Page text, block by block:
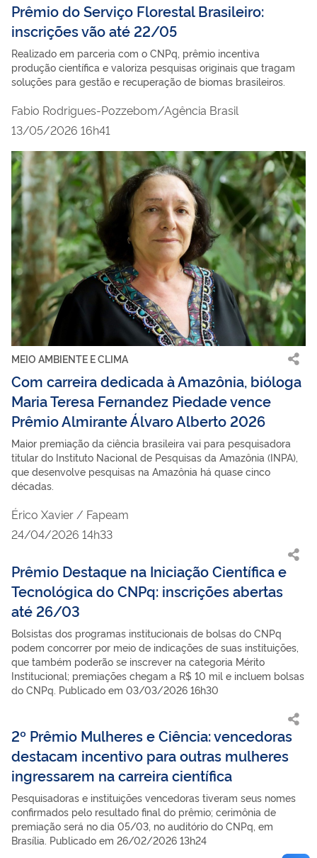
Prêmio do Serviço Florestal Brasileiro:
inscrições vão até 22/05
Realizado em parceria com o CNPq, prêmio incentiva
produção científica e valoriza pesquisas originais que tragam
soluções para gestão e recuperação de biomas brasileiros.
Fabio Rodrigues-Pozzebom/Agência Brasil
13/05/2026 16h41
MEIO AMBIENTE E CLIMA
Com carreira dedicada à Amazônia, bióloga
Maria Teresa Fernandez Piedade vence
Prêmio Almirante Álvaro Alberto 2026
Maior premiação da ciência brasileira vai para pesquisadora
titular do Instituto Nacional de Pesquisas da Amazônia (INPA),
que desenvolve pesquisas na Amazônia há quase cinco
décadas.
Érico Xavier / Fapeam
24/04/2026 14h33
Prêmio Destaque na Iniciação Científica e
Tecnológica do CNPq: inscrições abertas
até 26/03
Bolsistas dos programas institucionais de bolsas do CNPq
podem concorrer por meio de indicações de suas instituições,
que também poderão se inscrever na categoria Mérito
Institucional; premiações chegam a R$ 10 mil e incluem bolsas
do CNPq. Publicado em 03/03/2026 16h30
2º Prêmio Mulheres e Ciência: vencedoras
destacam incentivo para outras mulheres
ingressarem na carreira científica
Pesquisadoras e instituições vencedoras tiveram seus nomes
confirmados pelo resultado final do prêmio; cerimônia de
premiação será no dia 05/03, no auditório do CNPq, em
Brasília. Publicado em 26/02/2026 13h24